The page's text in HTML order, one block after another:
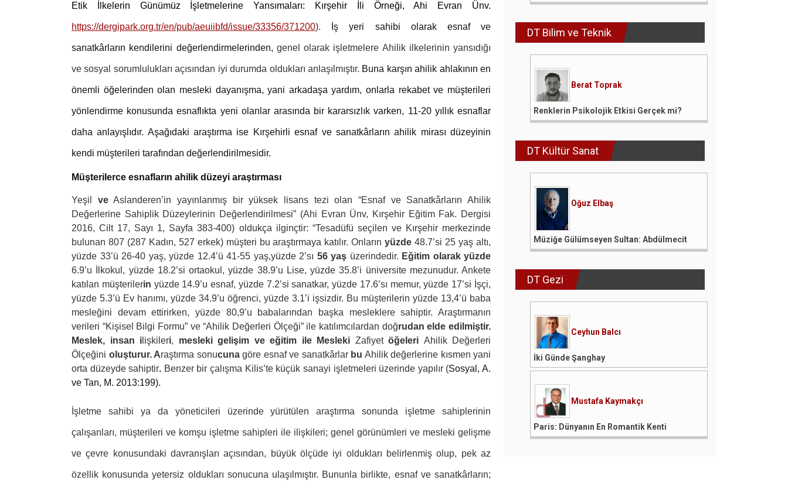
Etik İlkelerin Günümüz İşletmelerine Yansımaları: Kırşehir İli Örneği, Ahi Evran Ünv.
https://dergipark.org.tr/en/pub/aeuiibfd/issue/33356/371200). İş yeri sahibi olarak esnaf ve
sanatkârların kendilerini değerlendirmelerinden, genel olarak işletmelere Ahilik ilkelerinin yansıdığı
ve sosyal sorumlulukları açısından iyi durumda oldukları anlaşılmıştır. Buna karşın ahilik ahlakının en
önemli öğelerinden olan mesleki dayanışma, yani arkadaşa yardım, onlarla rekabet ve müşterileri
yönlendirme konusunda esnaflıkta yeni olanlar arasında bir kararsızlık varken, 11-20 yıllık esnaflar
daha anlayışlıdır. Aşağıdaki araştırma ise Kırşehirli esnaf ve sanatkârların ahilik mirası düzeyinin
kendi müşterileri tarafından değerlendirilmesidir.
Müşterilerce esnafların ahilik düzeyi araştırması
Yeşil veAslanderen’in yayınlanmış bir yüksek lisans tezi olan “Esnaf ve Sanatkârların Ahilik
Değerlerine Sahiplik Düzeylerinin Değerlendirilmesi” (Ahi Evran Ünv, Kırşehir Eğitim Fak. Dergisi
2016, Cilt 17, Sayı 1, Sayfa 383-400) oldukça ilginçtir: “Tesadüfü seçilen ve Kırşehir merkezinde
bulunan 807 (287 Kadın, 527 erkek) müşteri bu araştırmaya katılır. Onların yüzde 48.7’si 25 yaş altı,
yüzde 33’ü 26-40 yaş, yüzde 12.4’ü 41-55 yaş,yüzde 2’sı 56 yaş üzerindedir. Eğitim olarak yüzde
6.9’u İlkokul, yüzde 18.2’si ortaokul, yüzde 38.9’u Lise, yüzde 35.8’i üniversite mezunudur. Ankete
katılan müşterilerin yüzde 14.9’u esnaf, yüzde 7.2’si sanatkar, yüzde 17.6’sı memur, yüzde 17’si İşçi,
yüzde 5.3’ü Ev hanımı, yüzde 34.9’u öğrenci, yüzde 3.1’i işsizdir. Bu müşterilerin yüzde 13,4’ü baba
mesleğini devam ettirirken, yüzde 80,9’u babalarından başka mesleklere sahiptir. Araştırmanın
verileri “Kişisel Bilgi Formu” ve “Ahilik Değerleri Ölçeği” ile katılımcılardan doğrudan elde edilmiştir.
Meslek, insan i lişkileri, mesleki gelişim ve eğitim ile Mesleki Zafiyetöğeleri Ahilik Değerleri
Ölçeğini oluşturur. Araştırma sonucuna göre esnaf ve sanatkârlarbu Ahilik değerlerine kısmen yani
orta düzeyde sahiptir. Benzer bir çalışma Kilis’te küçük sanayi işletmeleri üzerinde yapılır (Sosyal, A.
ve Tan, M. 2013:199).
İşletme sahibi ya da yöneticileri üzerinde yürütülen araştırma sonunda işletme sahiplerinin
çalışanları, müşterileri ve komşu işletme sahipleri ile ilişkileri; genel görünümleri ve mesleki gelişme
ve çevre konusundaki davranışları açısından, büyük ölçüde iyi oldukları belirlenmiş olup, pek az
özellik konusunda yetersiz oldukları sonucuna ulaşılmıştır. Bununla birlikte, esnaf ve sanatkârların;
DT Bilim ve Teknik
Berat Toprak
Renklerin Psikolojik Etkisi Gerçek mi?
DT Kültür Sanat
Oğuz Elbaş
Müziğe Gülümseyen Sultan: Abdülmecit
DT Gezi
Ceyhun Balcı
İki Günde Şanghay
Mustafa Kaymakçı
Paris: Dünyanın En Romantik Kenti